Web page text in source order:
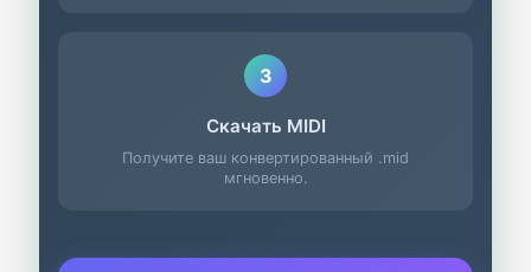
3
Скачать MIDI
Получите ваш конвертированный .mid
мгновенно.